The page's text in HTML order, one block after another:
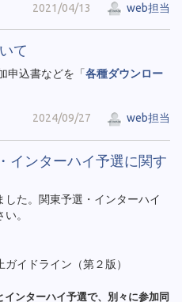
2021/04/13 web担当
て
申込書などを「各種ダウンロー
2024/09/27 web担当
ンターハイ予選に関す
た。関東予選・インターハイ
。
イドライン（第２版）
ンターハイ予選で、 別々に参加同